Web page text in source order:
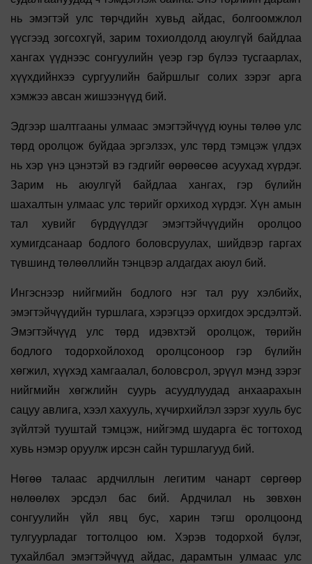
нь эмэгтэй улс төрчдийн хувьд айдас, болгоомжлол
үүсгээд зогсохгүй, зарим тохиолдолд аюулгүй байдлаа
хангах үүднээс сонгуулийн үеэр гэр бүлээ тусгаарлах,
хүүхдийнхээ сургуулийн байршлыг солих зэрэг арга
хэмжээ авсан жишээнүүд бий.
Эдгээр шалтгааны улмаас эмэгтэйчүүд юуны төлөө улс
төрд оролцож буйдаа эргэлзэх, улс төрд тэмцэж үлдэх
нь хэр үнэ цэнэтэй вэ гэдгийг өөрөөсөө асуухад хүрдэг.
Зарим нь аюулгүй байдлаа хангах, гэр бүлийн
шахалтын улмаас улс төрийг орхиход хүрдэг. Хүн амын
тал хувийг бүрдүүлдэг эмэгтэйчүүдийн оролцоо
хумигдсанаар бодлого боловсруулах, шийдвэр гаргах
түвшинд төлөөллийн тэнцвэр алдагдах аюул бий.
Ингэснээр нийгмийн бодлого нэг тал руу хэлбийх,
эмэгтэйчүүдийн туршлага, хэрэгцээ орхигдох эрсдэлтэй.
Эмэгтэйчүүд улс төрд идэвхтэй оролцож, төрийн
бодлого тодорхойлоход оролцсоноор гэр бүлийн
хөгжил, хүүхэд хамгаалал, боловсрол, эрүүл мэнд зэрэг
нийгмийн хөгжлийн суурь асуудлуудад анхаарахын
сацуу авлига, хээл хахууль, хүчирхийлэл зэрэг хууль бус
зүйлтэй тууштай тэмцэж, нийгэмд шударга ёс тогтоход
хувь нэмэр оруулж ирсэн сайн туршлагууд бий.
Нөгөө талаас ардчиллын легитим чанарт сөргөөр
нөлөөлөх эрсдэл бас бий. Ардчилал нь зөвхөн
сонгуулийн үйл явц бус, харин тэгш оролцоонд
тулгуурладаг тогтолцоо юм. Хэрэв тодорхой бүлэг,
тухайлбал эмэгтэйчүүд айдас, дарамтын улмаас улс